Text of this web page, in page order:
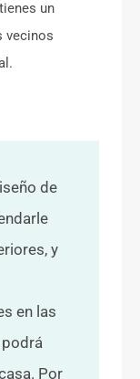
un
vecinos
de
y
en las
Por